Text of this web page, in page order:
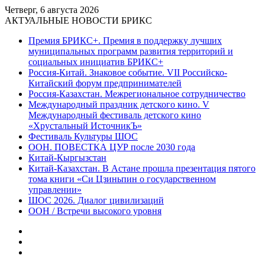
Четверг, 6 августа 2026
АКТУАЛЬНЫЕ НОВОСТИ БРИКС
Премия БРИКС+. Премия в поддержку лучших
муниципальных программ развития территорий и
социальных инициатив БРИКС+
Россия-Китай. Знаковое событие. VII Российско-
Китайский форум предпринимателей
Россия-Казахстан. Межрегиональное сотрудничество
Международный праздник детского кино. V
Международный фестиваль детского кино
«Хрустальный ИсточникЪ»
Фестиваль Культуры ШОС
ООН. ПОВЕСТКА ЦУР после 2030 года
Китай-Кыргызстан
Китай-Казахстан. В Астане прошла презентация пятого
тома книги «Си Цзиньпин о государственном
управлении»
ШОС 2026. Диалог цивилизаций
ООН / Встречи высокого уровня